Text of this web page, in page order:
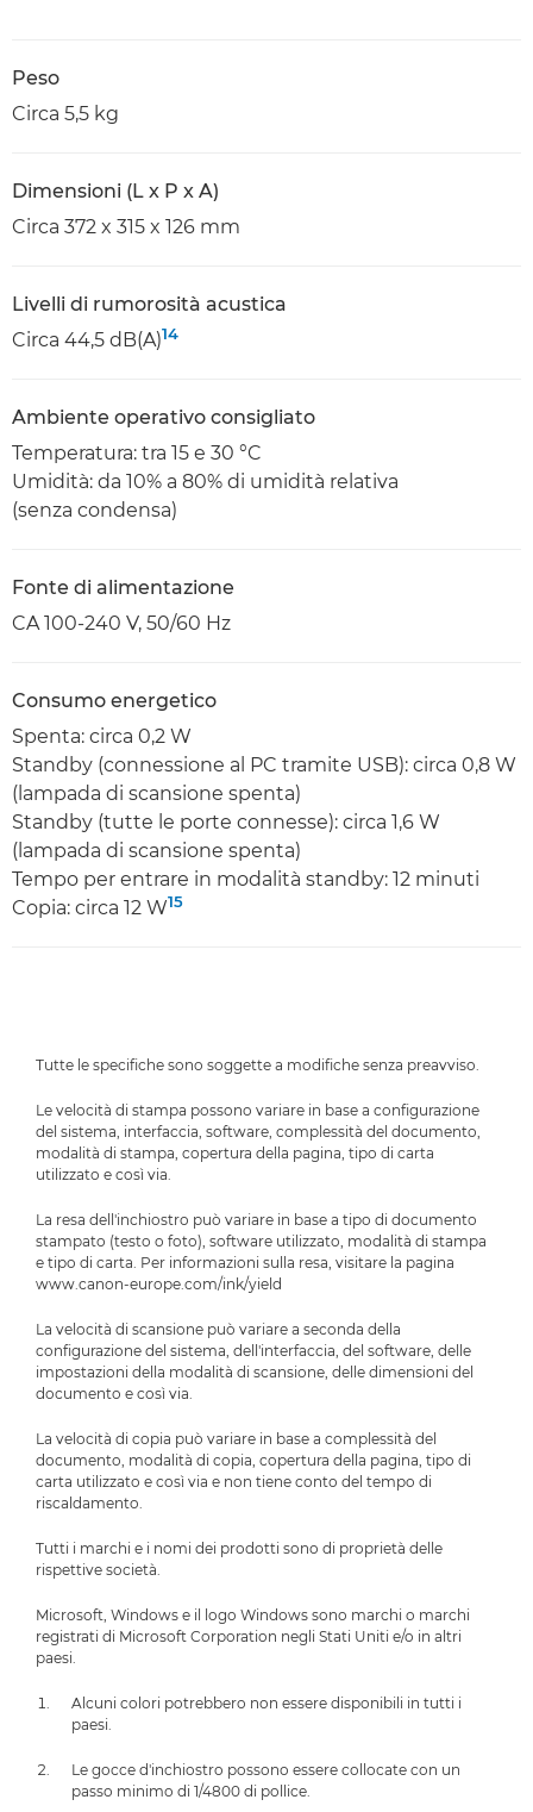
Peso
Circa 5,5 kg
Dimensioni (L x P x A)
Circa 372 x 315 x 126 mm
Livelli di rumorosità acustica
Circa 44,5 dB(A)14
Ambiente operativo consigliato
Temperatura: tra 15 e 30 °C
Umidità: da 10% a 80% di umidità relativa
(senza condensa)
Fonte di alimentazione
CA 100-240 V, 50/60 Hz
Consumo energetico
Spenta: circa 0,2 W
Standby (connessione al PC tramite USB): circa 0,8 W
(lampada di scansione spenta)
Standby (tutte le porte connesse): circa 1,6 W
(lampada di scansione spenta)
Tempo per entrare in modalità standby: 12 minuti
Copia: circa 12 W15
Tutte le specifiche sono soggette a modifiche senza preavviso.
Le velocità di stampa possono variare in base a configurazione
del sistema, interfaccia, software, complessità del documento,
modalità di stampa, copertura della pagina, tipo di carta
utilizzato e così via.
La resa dell'inchiostro può variare in base a tipo di documento
stampato (testo o foto), software utilizzato, modalità di stampa
e tipo di carta. Per informazioni sulla resa, visitare la pagina
www.canon-europe.com/ink/yield
La velocità di scansione può variare a seconda della
configurazione del sistema, dell'interfaccia, del software, delle
impostazioni della modalità di scansione, delle dimensioni del
documento e così via.
La velocità di copia può variare in base a complessità del
documento, modalità di copia, copertura della pagina, tipo di
carta utilizzato e così via e non tiene conto del tempo di
riscaldamento.
Tutti i marchi e i nomi dei prodotti sono di proprietà delle
rispettive società.
Microsoft, Windows e il logo Windows sono marchi o marchi
registrati di Microsoft Corporation negli Stati Uniti e/o in altri
paesi.
Alcuni colori potrebbero non essere disponibili in tutti i
paesi.
Le gocce d'inchiostro possono essere collocate con un
passo minimo di 1/4800 di pollice.